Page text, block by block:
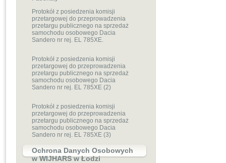
Protokół z posiedzenia komisji
przetargowej do przeprowadzenia
przetargu publicznego na sprzedaż
samochodu osobowego Dacia
Sandero nr rej. EL 785XE.
Protokół z posiedzenia komisji
przetargowej do przeprowadzenia
przetargu publicznego na sprzedaż
samochodu osobowego Dacia
Sandero nr rej. EL 785XE (2)
Protokół z posiedzenia komisji
przetargowej do przeprowadzenia
przetargu publicznego na sprzedaż
samochodu osobowego Dacia
Sandero nr rej. EL 785XE (3)
Ochrona Danych Osobowych
w WIJHARS w Łodzi